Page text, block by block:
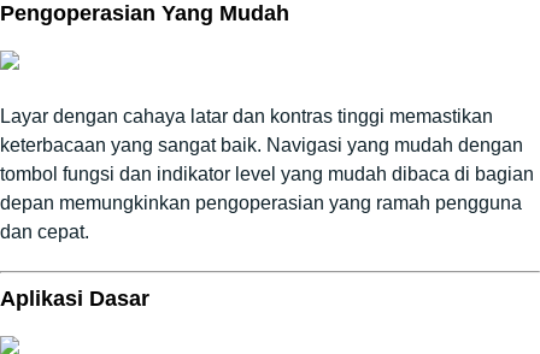
Pengoperasian Yang Mudah
Layar dengan cahaya latar dan kontras tinggi memastikan
keterbacaan yang sangat baik. Navigasi yang mudah dengan
tombol fungsi dan indikator level yang mudah dibaca di bagian
depan memungkinkan pengoperasian yang ramah pengguna
dan cepat.
Aplikasi Dasar